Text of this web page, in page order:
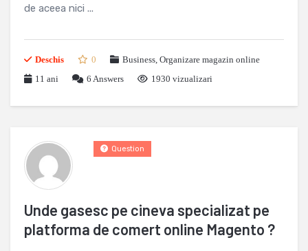
de aceea nici ...
Deschis 0 Business, Organizare magazin online
11 ani
6 Answers 1930 vizualizari
Unde gasesc pe cineva specializat pe
platforma de comert online Magento ?
Question